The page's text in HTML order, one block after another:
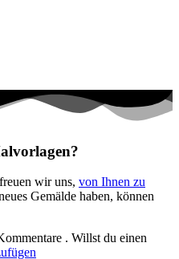
wir uns, von Ihnen zu
Gemälde haben, können
. Willst du einen